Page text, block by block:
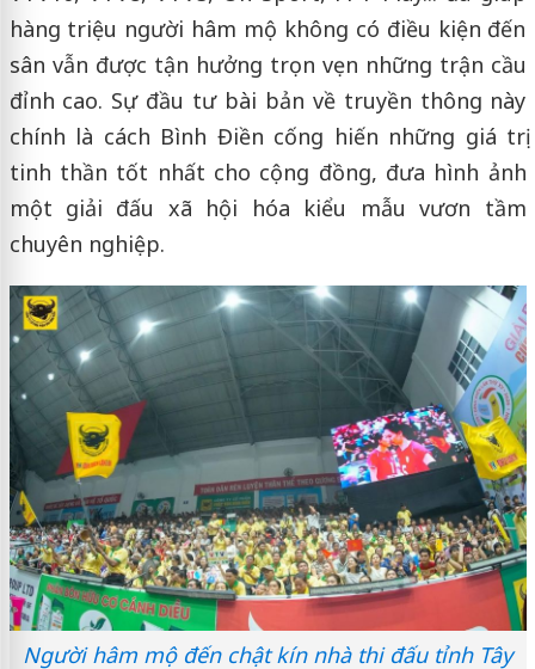
hàng triệu người hâm mộ không có điều kiện đến
sân vẫn được tận hưởng trọn vẹn những trận cầu
đỉnh cao. Sự đầu tư bài bản về truyền thông này
chính là cách Bình Điền cống hiến những giá trị
tinh thần tốt nhất cho cộng đồng, đưa hình ảnh
một giải đấu xã hội hóa kiểu mẫu vươn tầm
chuyên nghiệp.
Người hâm mộ đến chật kín nhà thi đấu tỉnh Tây